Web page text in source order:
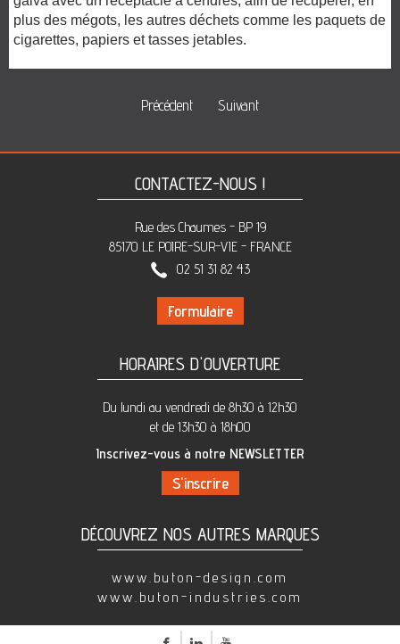
plus des mégots, les autres déchets comme les paquets de
cigarettes, papiers et tasses jetables.
Précédent Suivant
CONTACTEZ-NOUS !
Rue des Chaumes - BP 19
85170 LE POIRE-SUR-VIE - FRANCE
02 51 31 82 43
Formulaire
HORAIRES D'OUVERTURE
Du lundi au vendredi de 8h30 à 12h30
et de 13h30 à 18h00
Inscrivez-vous à notre NEWSLETTER
DÉCOUVREZ NOS AUTRES MARQUES
www.buton-design.com
www.buton-industries.com